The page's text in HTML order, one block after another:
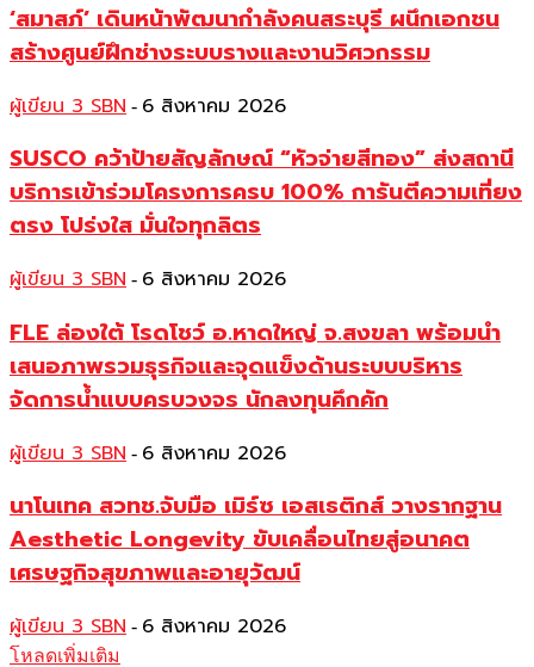
‘สมาสภ์’ เดินหน้าพัฒนากำลังคนสระบุรี ผนึกเอกชน
สร้างศูนย์ฝึกช่างระบบรางและงานวิศวกรรม
ผู้เขียน 3 SBN - 6 สิงหาคม 2026
SUSCO คว้าป้ายสัญลักษณ์ “หัวจ่ายสีทอง” ส่งสถานี
บริการเข้าร่วมโครงการครบ 100% การันตีความเที่ยง
ตรง โปร่งใส มั่นใจทุกลิตร
ผู้เขียน 3 SBN - 6 สิงหาคม 2026
FLE ล่องใต้ โรดโชว์ อ.หาดใหญ่ จ.สงขลา พร้อมนำ
เสนอภาพรวมธุรกิจและจุดแข็งด้านระบบบริหาร
จัดการน้ำแบบครบวงจร นักลงทุนคึกคัก
ผู้เขียน 3 SBN - 6 สิงหาคม 2026
นาโนเทค สวทช.จับมือ เมิร์ซ เอสเธติกส์ วางรากฐาน
Aesthetic Longevity ขับเคลื่อนไทยสู่อนาคต
เศรษฐกิจสุขภาพและอายุวัฒน์
ผู้เขียน 3 SBN - 6 สิงหาคม 2026
โหลดเพิ่มเติม